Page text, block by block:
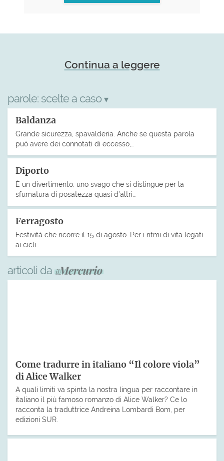
Continua a leggere
parole: scelte a caso ▾
Baldanza
Grande sicurezza, spavalderia. Anche se questa parola
può avere dei connotati di eccesso,…
Diporto
È un divertimento, uno svago che si distingue per la
sfumatura di posatezza quasi d’altri…
Ferragosto
Festività che ricorre il 15 di agosto. Per i ritmi di vita legati
ai cicli…
articoli da
Come tradurre in italiano “Il colore viola”
di Alice Walker
A quali limiti va spinta la nostra lingua per raccontare in
italiano il più famoso romanzo di Alice Walker? Ce lo
racconta la traduttrice Andreina Lombardi Bom, per
edizioni SUR.